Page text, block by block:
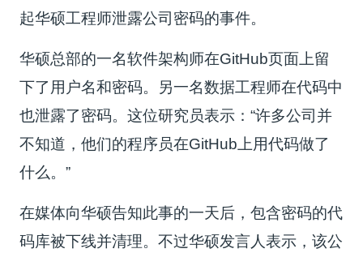
起华硕工程师泄露公司密码的事件。
华硕总部的一名软件架构师在GitHub页面上留
下了用户名和密码。另一名数据工程师在代码中
也泄露了密码。这位研究员表示：“许多公司并
不知道，他们的程序员在GitHub上用代码做了
什么。”
在媒体向华硕告知此事的一天后，包含密码的代
码库被下线并清理。不过华硕发言人表示，该公